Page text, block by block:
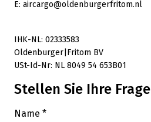
E: aircargo@oldenburgerfritom.nl
IHK-NL: 02333583
Oldenburger|Fritom BV
USt-Id-Nr: NL 8049 54 653B01
Stellen Sie Ihre Frage
Name *